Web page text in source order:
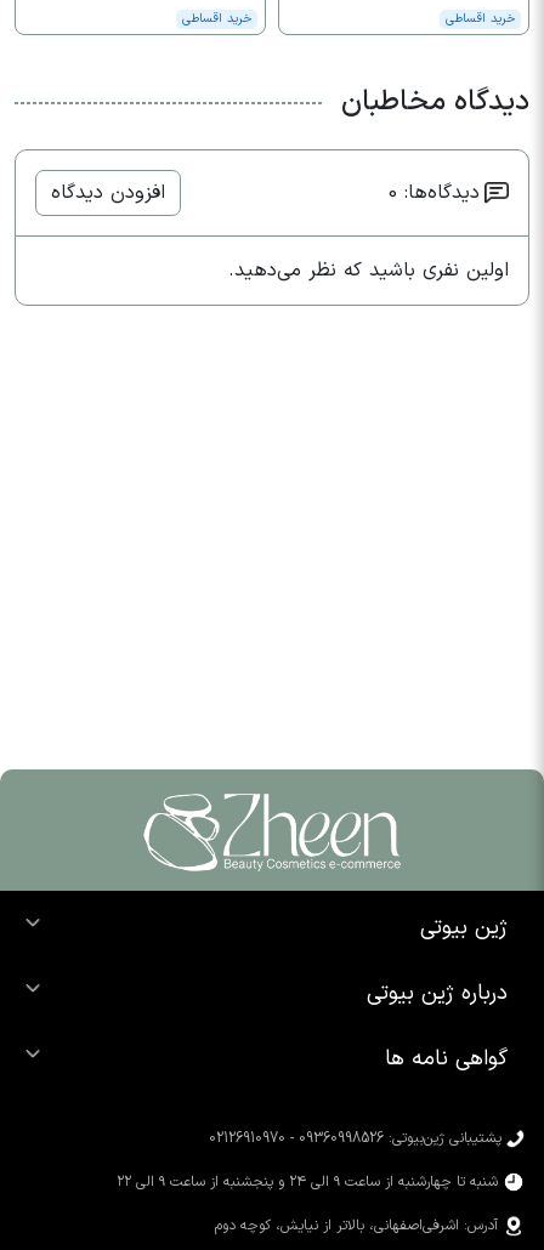
خرید اقساطی خرید اقساطی
دیدگاه مخاطبان
دیدگاه‌ها: 0 افزودن دیدگاه
اولین نفری باشید که نظر می‌دهید.
ژین بیوتی
خرید شوینده صورت
خرید رژ لب
درباره ژین بیوتی
تماس با ما
محصولات سیمپل
گواهی نامه ها
پشتیبانی ژین‌بیوتی: 09360998526 - 02126910970
شنبه تا چهارشنبه از ساعت ۹ الی ۲۴ و پنجشنبه از ساعت ۹ الی ۲۲
آدرس: اشرفی‌اصفهانی، بالاتر از نیایش، کوچه دوم